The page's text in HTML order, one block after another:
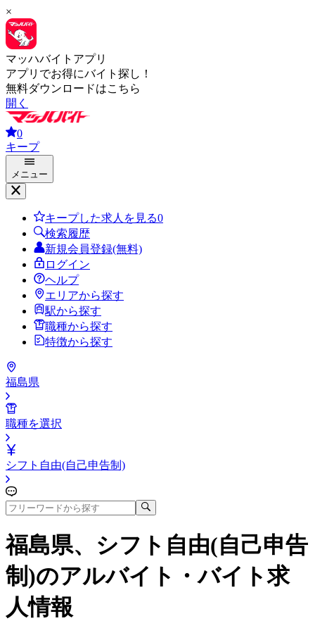
×
マッハバイトアプリ
アプリでお得にバイト探し！
無料ダウンロードはこちら
開く
0
キープ
メニュー
キープした求人を見る0
検索履歴
新規会員登録(無料)
ログイン
ヘルプ
エリアから探す
駅から探す
職種から探す
特徴から探す
福島県
職種を選択
シフト自由(自己申告制)
福島県、シフト自由(自己申告
制)のアルバイト・バイト求
人情報